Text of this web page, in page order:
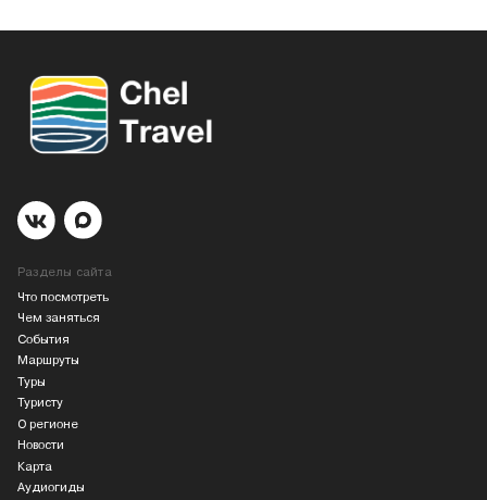
Разделы сайта
Что посмотреть
Чем заняться
События
Маршруты
Туры
Туристу
О регионе
Новости
Карта
Аудиогиды